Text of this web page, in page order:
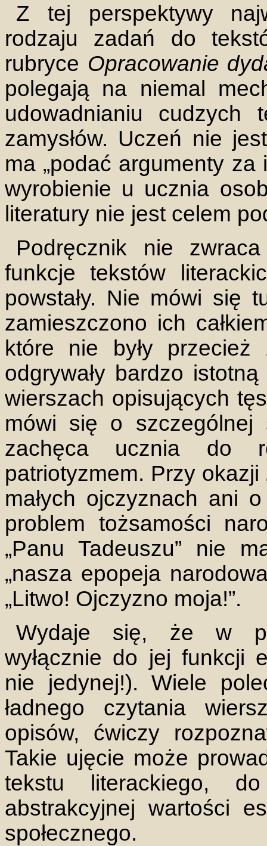
Z tej perspektywy
rodzaju zadań do
rubryce Opracowanie
polegają na niemal
udowadnianiu cudzych
zamysłów. Uczeń nie
ma „podać argumenty
wyrobienie u ucznia
literatury nie jest celem
Podręcznik nie
funkcje tekstów
powstały. Nie mówi się
zamieszczono ich
które nie były
odgrywały bardzo
wierszach opisujących
mówi się o szczególnej
zachęca ucznia do
patriotyzmem. Przy okazji
małych ojczyznach ani
problem tożsamości
„Panu Tadeuszu” nie
„nasza epopeja
„Litwo! Ojczyzno moja!”.
Wydaje się, że w
wyłącznie do jej funkcji
nie jedynej!). Wiele
ładnego czytania
opisów, ćwiczy
Takie ujęcie może
tekstu literackiego,
abstrakcyjnej wartości
społecznego.